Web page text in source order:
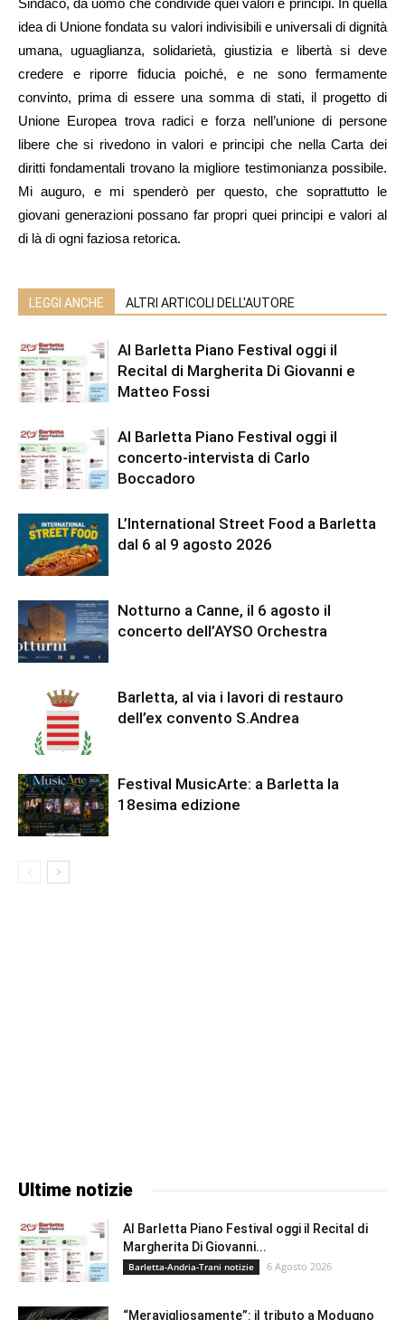
Sindaco, da uomo che condivide quei valori e principi. In quella
idea di Unione fondata su valori indivisibili e universali di dignità
umana, uguaglianza, solidarietà, giustizia e libertà si deve
credere e riporre fiducia poiché, e ne sono fermamente
convinto, prima di essere una somma di stati, il progetto di
Unione Europea trova radici e forza nell’unione di persone
libere che si rivedono in valori e principi che nella Carta dei
diritti fondamentali trovano la migliore testimonianza possibile.
Mi auguro, e mi spenderò per questo, che soprattutto le
giovani generazioni possano far propri quei principi e valori al
di là di ogni faziosa retorica.
LEGGI ANCHE ALTRI ARTICOLI DELL'AUTORE
Al Barletta Piano Festival oggi il
Recital di Margherita Di Giovanni e
Matteo Fossi
Al Barletta Piano Festival oggi il
concerto-intervista di Carlo
Boccadoro
L’International Street Food a Barletta
dal 6 al 9 agosto 2026
Notturno a Canne, il 6 agosto il
concerto dell’AYSO Orchestra
Barletta, al via i lavori di restauro
dell’ex convento S.Andrea
Festival MusicArte: a Barletta la
18esima edizione
Ultime notizie
Al Barletta Piano Festival oggi il Recital di
Margherita Di Giovanni...
Barletta-Andria-Trani notizie 6 Agosto 2026
“Meravigliosamente”: il tributo a Modugno